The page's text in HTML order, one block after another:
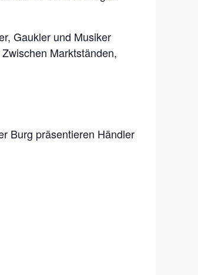
Gaukler und Musiker
Marktständen,
Burg präsentieren Händler